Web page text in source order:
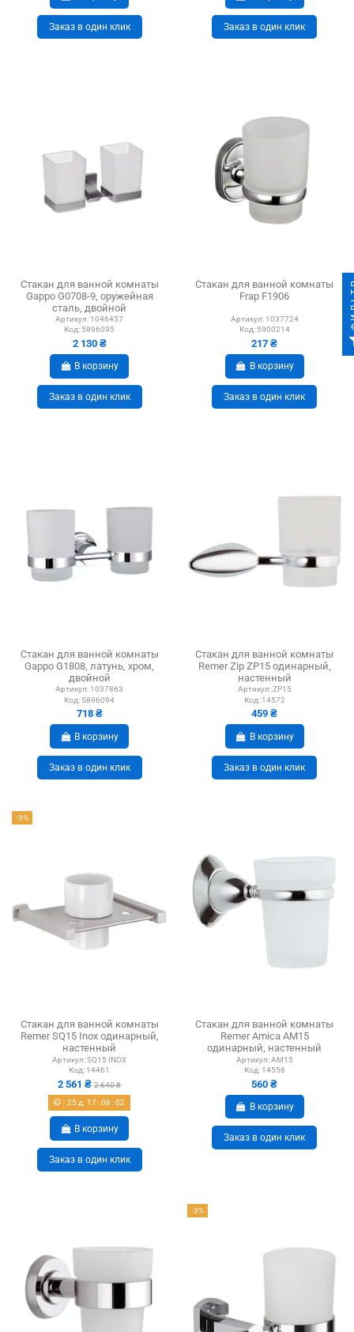
Заказ в один клик Заказ в один клик
Стакан для ванной комнаты
Gappo G0708-9, оружейная
сталь, двойной
Артикул: 1046457
Код: 5896095
2 130 ₴
В корзину
Заказ в один клик
Стакан для ванной комнаты
Frap F1906
Артикул: 1037724
Код: 5900214
217 ₴
В корзину
Заказ в один клик
Стакан для ванной комнаты
Gappo G1808, латунь, хром,
двойной
Артикул: 1037863
Код: 5896094
718 ₴
В корзину
Заказ в один клик
Стакан для ванной комнаты
Remer Zip ZP15 одинарный,
настенный
Артикул:ZP15
Код: 14572
459 ₴
В корзину
Заказ в один клик
-3%
Стакан для ванной комнаты
Remer SQ15 Inox одинарный,
настенный
Артикул:SQ15 INOX
Код: 14461
2 561 ₴2 640 ₴
25 д. 17:08 :01
В корзину
Заказ в один клик
Стакан для ванной комнаты
Remer Amica AM15
одинарный, настенный
Артикул:AM15
Код: 14558
560 ₴
В корзину
Заказ в один клик
-3%